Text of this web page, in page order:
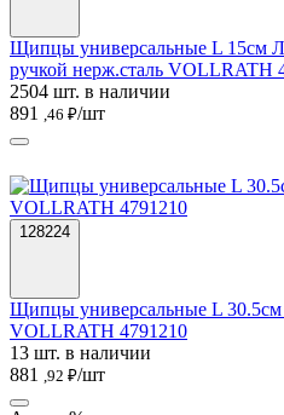
Щипцы универсальные L 15см
ручкой нерж.сталь VOLLRATH
2504 шт. в наличии
891
,46 ₽/шт
128224
Щипцы универсальные L 30.5см
VOLLRATH 4791210
13 шт. в наличии
881
,92 ₽/шт